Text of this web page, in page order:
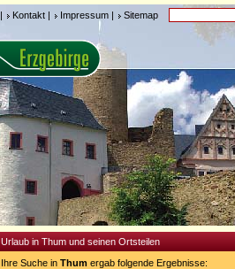
| Kontakt | Impressum | Sitemap
Urlaub in Thum und seinen Ortsteilen
Ihre Suche in Thum ergab folgende Ergebnisse: